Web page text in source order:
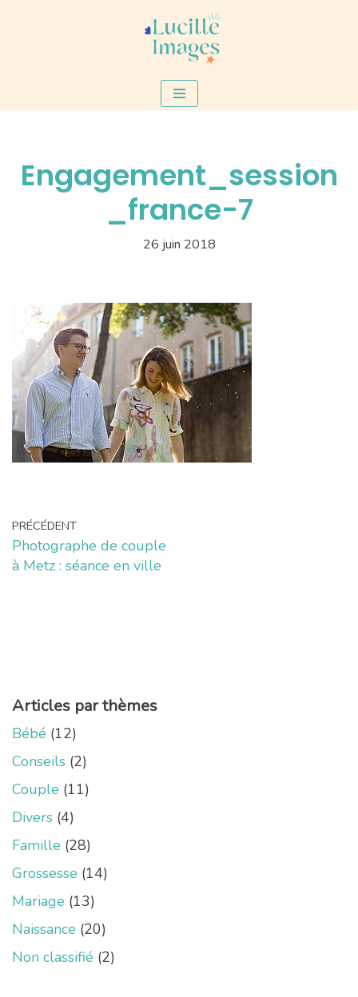
Engagement_session
_france-7
26 juin 2018
PRÉCÉDENT
Photographe de couple
à Metz : séance en ville
Articles par thèmes
Bébé (12)
Conseils (2)
Couple (11)
Divers (4)
Famille (28)
Grossesse (14)
Mariage (13)
Naissance (20)
Non classifié (2)